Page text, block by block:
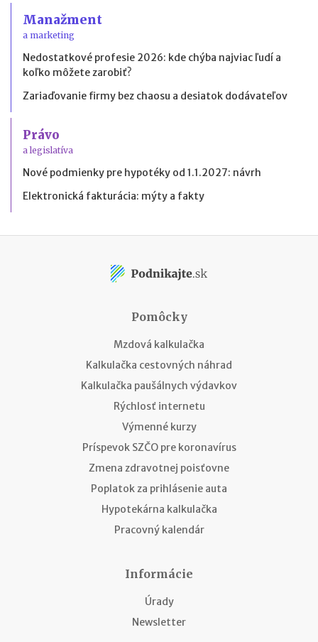
Manažment
a marketing
Nedostatkové profesie 2026: kde chýba najviac ľudí a
koľko môžete zarobiť?
Zariaďovanie firmy bez chaosu a desiatok dodávateľov
Právo
a legislatíva
Nové podmienky pre hypotéky od 1.1.2027: návrh
Elektronická fakturácia: mýty a fakty
Pomôcky
Mzdová kalkulačka
Kalkulačka cestovných náhrad
Kalkulačka paušálnych výdavkov
Rýchlosť internetu
Výmenné kurzy
Príspevok SZČO pre koronavírus
Zmena zdravotnej poisťovne
Poplatok za prihlásenie auta
Hypotekárna kalkulačka
Pracovný kalendár
Informácie
Úrady
Newsletter